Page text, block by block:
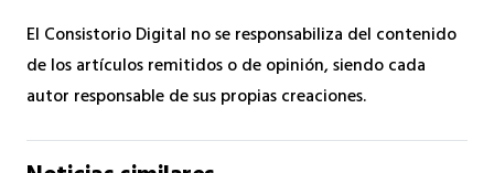
El Consistorio Digital no se responsabiliza del contenido
de los artículos remitidos o de opinión, siendo cada
autor responsable de sus propias creaciones.